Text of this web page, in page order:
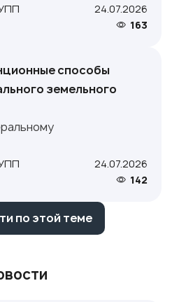
24.07.2026
163
способы
земельного
24.07.2026
142
по этой теме